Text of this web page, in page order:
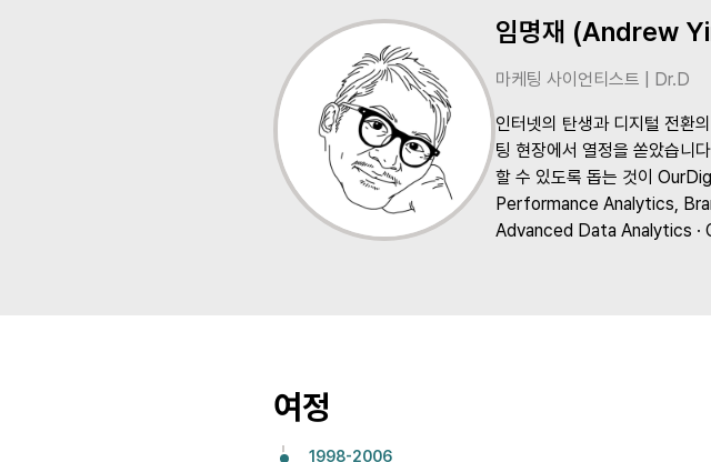
임명재 (Andrew
마케팅 사이언티스트 | Dr.D
인터넷의 탄생과 디지털 전환
팅 현장에서 열정을 쏟았습니
할 수 있도록 돕는 것이
Performance Analytics,
Advanced Data Analytics
여정
1998-2006